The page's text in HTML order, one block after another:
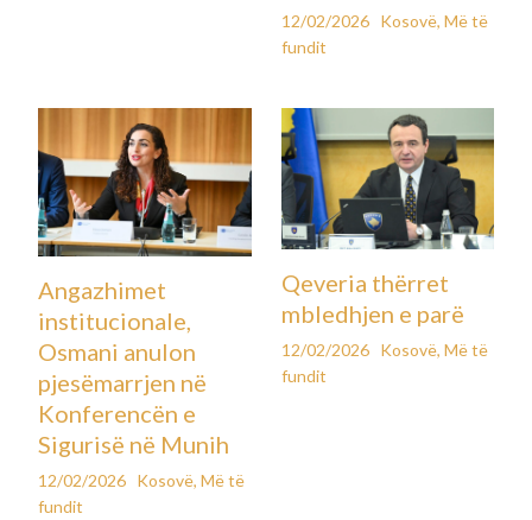
12/02/2026 Kosovë, Më të
fundit
Angazhimet
institucionale,
Osmani anulon
pjesëmarrjen në
Konferencën e
Sigurisë në Munih
12/02/2026 Kosovë,Më të
fundit
Qeveria thërret
mbledhjen e parë
12/02/2026 Kosovë, Më të
fundit